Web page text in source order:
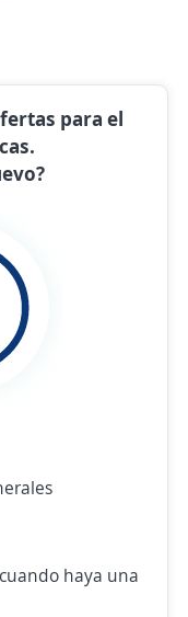
para el
haya una